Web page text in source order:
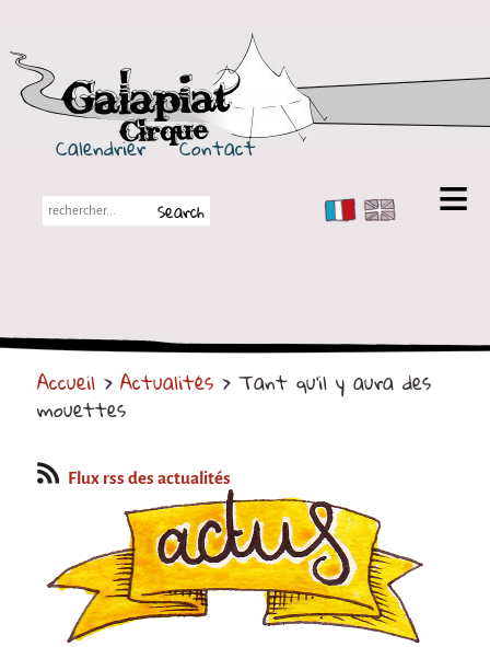
Galapiat Cirque
Calendrier
Contact
FR EN
Les Chapiteaux
Partenaires
En tournée
Attraction Capillaire
BLANC
Courbatures
Courbatures
Accueil > Actualités > Tant qu'il y aura des
mouettes
Flux rss des actualités